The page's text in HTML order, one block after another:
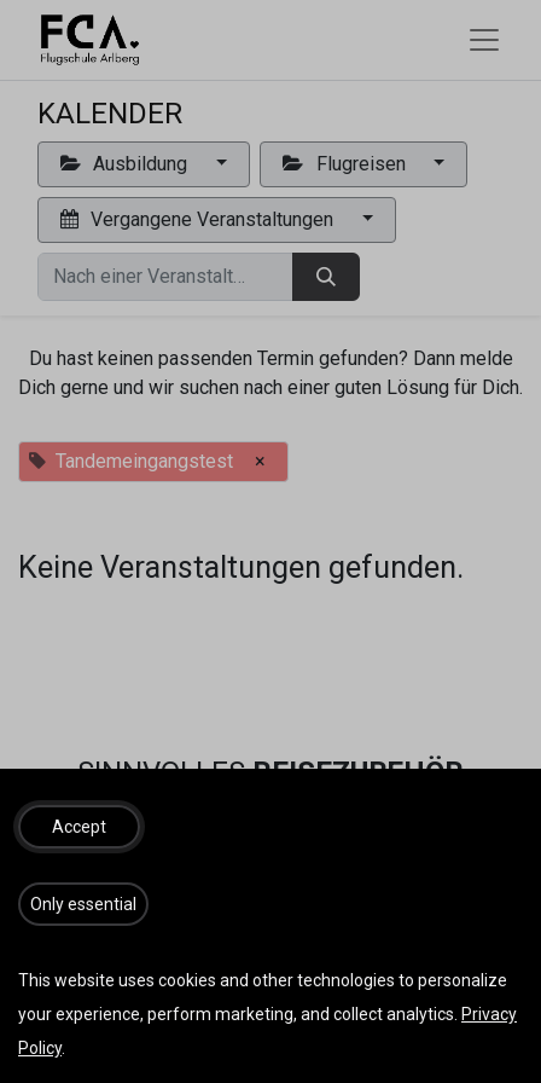
KALENDER
Ausbildung Flugreisen
Vergangene Veranstaltungen
Du hast keinen passenden Termin gefunden? Dann melde
Dich gerne und wir suchen nach einer guten Lösung für Dich.
Tandemeingangstest ×
Keine Veranstaltungen gefunden.
SINNVOLLESREISEZUBEHÖR
Accept
​​​Only essential
This website uses cookies and other technologies to personalize
your experience, perform marketing, and collect analytics. Privacy
Policy.